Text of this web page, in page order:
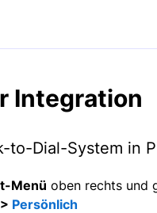
Integration
to-Dial-System in
Menü oben rechts und
Persönlich